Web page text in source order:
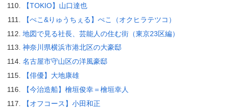
【TOKIO】山口達也
【ぺこ&りゅうちぇる】ぺこ（オクヒラテツコ）
地図で見る社長、芸能人の住む街（東京23区編）
神奈川県横浜市港北区の大豪邸
名古屋市守山区の洋風豪邸
【俳優】大地康雄
【今治造船】檜垣俊幸＝檜垣幸人
【オフコース】小田和正